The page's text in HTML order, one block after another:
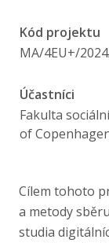
FSV UK
Kód projektu
MA/4EU+/
Účastníci
Fakulta
of
Cílem tohoto
a metody
studia